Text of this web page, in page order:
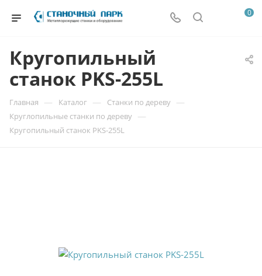
0
Кругопильный
станок PKS-255L
Главная — Каталог — Станки по дереву —
Круглопильные станки по дереву —
Кругопильный станок PKS-255L